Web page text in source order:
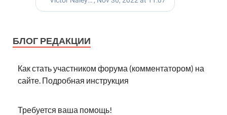
БЛОГ РЕДАКЦИИ
Как стать участником форума (комментатором) на
сайте. Подробная инструкция
Требуется ваша помощь!